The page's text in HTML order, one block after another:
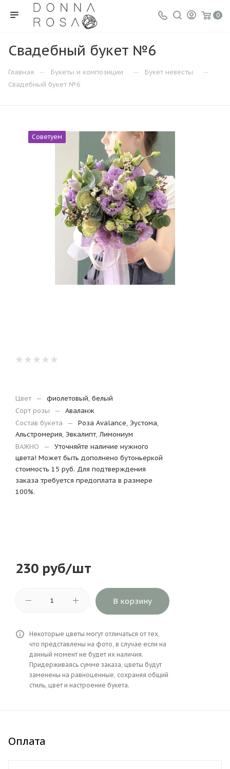
0
Свадебный букет №6
Главная — Букеты и композиции — Букет невесты —
Свадебный букет №6
Советуем
Цвет —
фиолетовый, белый
Сорт розы
—
Аваланж
Состав букета
—
Роза Avalance, Эустома,
Альстромерия, Эвкалипт, Лимониум
ВАЖНО
—
Уточняйте наличие нужного
цвета! Может быть дополнено бутоньеркой
стоимость 15 руб. Для подтверждения
заказа требуется предоплата в размере
100%.
230 руб/шт
В корзину
Некоторые цветы могут отличаться от тех,
что представлены на фото, в случае если на
данный момент не будет их наличия.
Придерживаясь сумме заказа, цветы будут
заменены на равноценные, сохраняя общий
стиль, цвет и настроение букета.
Оплата